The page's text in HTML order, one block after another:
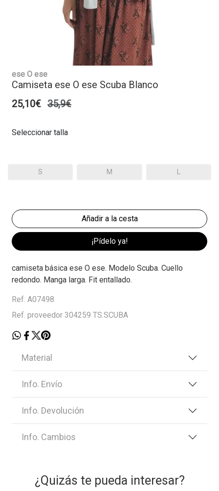
ese O ese
Camiseta ese O ese Scuba Blanco
25,10€ 35,9€
Seleccionar talla
S M L
¡Pídelo ya!
camiseta básica ese O ese. Modelo Scuba. Cuello
redondo. Manga larga. Fit entallado.
Ref. A07498
Ref. proveedor 304259 TS.SCUBA
Material
Info. Envío
Info. Devolución
Info. Cambios
¿Quizás te pueda interesar?